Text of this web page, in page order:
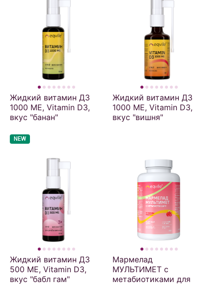
Жидкий витамин Д3
1000 МЕ, Vitamin D3,
вкус "банан"
Жидкий витамин Д3
1000 МЕ, Vitamin D3,
вкус "вишня"
NEW
Жидкий витамин Д3
500 МЕ, Vitamin D3,
вкус "бабл гам"
Мармелад
МУЛЬТИМЕТ с
метабиотиками для